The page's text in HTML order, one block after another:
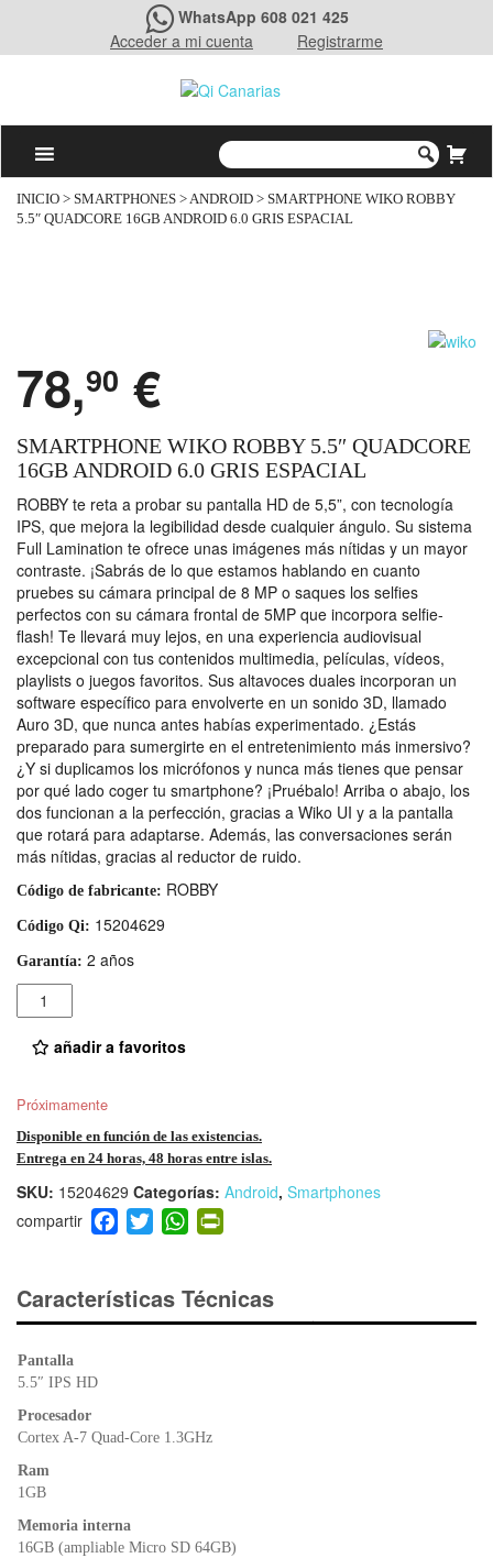
WhatsApp 608 021 425
Acceder a mi cuenta
Registrarme
INICIO > SMARTPHONES >ANDROID > SMARTPHONE WIKO ROBBY
5.5″ QUADCORE 16GB ANDROID 6.0 GRIS ESPACIAL
78,90 €
SMARTPHONE WIKO ROBBY 5.5″ QUADCORE
16GB ANDROID 6.0 GRIS ESPACIAL
ROBBY te reta a probar su pantalla HD de 5,5”, con tecnología
IPS, que mejora la legibilidad desde cualquier ángulo. Su sistema
Full Lamination te ofrece unas imágenes más nítidas y un mayor
contraste. ¡Sabrás de lo que estamos hablando en cuanto
pruebes su cámara principal de 8 MP o saques los selfies
perfectos con su cámara frontal de 5MP que incorpora selfie-
flash! Te llevará muy lejos, en una experiencia audiovisual
excepcional con tus contenidos multimedia, películas, vídeos,
playlists o juegos favoritos. Sus altavoces duales incorporan un
software específico para envolverte en un sonido 3D, llamado
Auro 3D, que nunca antes habías experimentado. ¿Estás
preparado para sumergirte en el entretenimiento más inmersivo?
¿Y si duplicamos los micrófonos y nunca más tienes que pensar
por qué lado coger tu smartphone? ¡Pruébalo! Arriba o abajo, los
dos funcionan a la perfección, gracias a Wiko UI y a la pantalla
que rotará para adaptarse. Además, las conversaciones serán
más nítidas, gracias al reductor de ruido.
Código de fabricante: ROBBY
Código Qi: 15204629
Garantía: 2 años
Cantidad
añadir a favoritos
Próximamente
Disponible en función de las existencias.
Entrega en 24 horas, 48 horas entre islas.
SKU: 15204629 Categorías: Android, Smartphones
F
a
e
b
T
wi
er
W
h
s
A
ri
e
Características Técnicas
Pantalla
5.5″ IPS HD
Procesador
Cortex A-7 Quad-Core 1.3GHz
Ram
1GB
Memoria interna
16GB (ampliable Micro SD 64GB)